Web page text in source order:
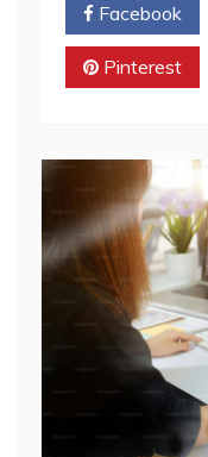
Facebook
Pinterest